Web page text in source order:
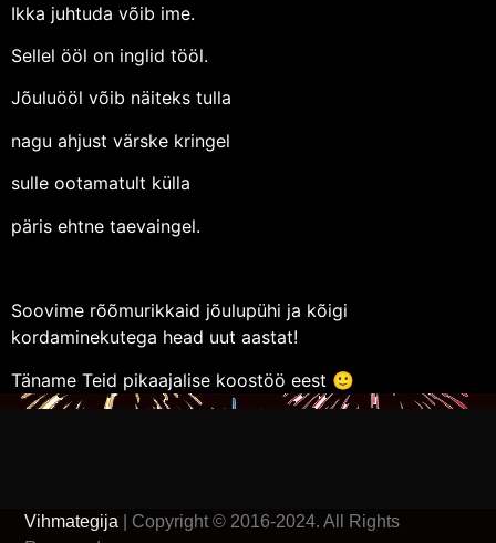
Ikka juhtuda võib ime.
Sellel ööl on inglid tööl.
Jõuluööl võib näiteks tulla
nagu ahjust värske kringel
sulle ootamatult külla
päris ehtne taevaingel.
Soovime rõõmurikkaid jõulupühi ja kõigi
kordaminekutega head uut aastat!
Täname Teid pikaajalise koostöö eest 🙂
Vihmategija | Copyright © 2016-2024. All Rights